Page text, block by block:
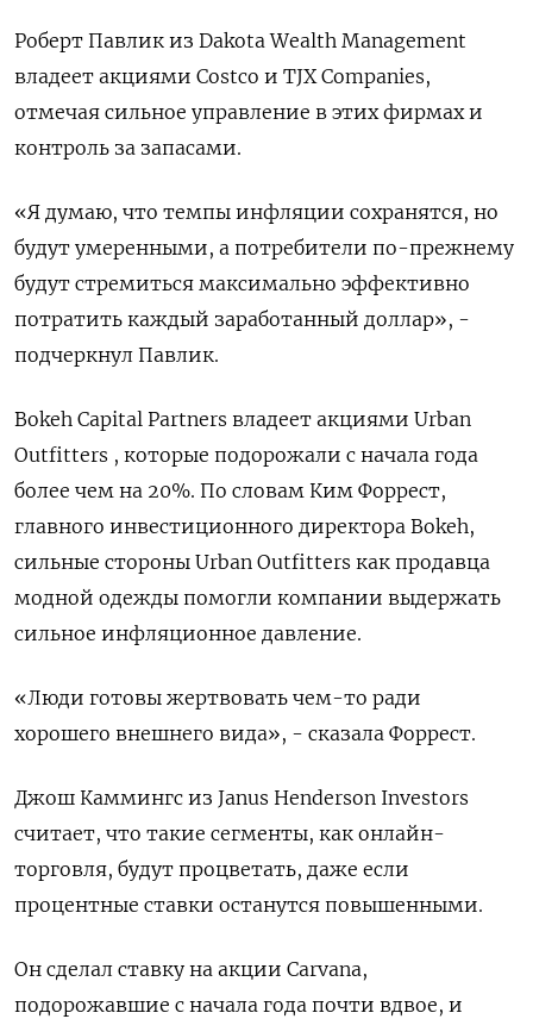
Роберт Павлик из Dakota Wealth Management
владеет акциями Costco и TJX Companies,
отмечая сильное управление в этих фирмах и
контроль за запасами.
«Я думаю, что темпы инфляции сохранятся, но
будут умеренными, а потребители по-прежнему
будут стремиться максимально эффективно
потратить каждый заработанный доллар», -
подчеркнул Павлик.
Bokeh Capital Partners владеет акциями Urban
Outfitters , которые подорожали с начала года
более чем на 20%. По словам Ким Форрест,
главного инвестиционного директора Bokeh,
сильные стороны Urban Outfitters как продавца
модной одежды помогли компании выдержать
сильное инфляционное давление.
«Люди готовы жертвовать чем-то ради
хорошего внешнего вида», - сказала Форрест.
Джош Каммингс из Janus Henderson Investors
считает, что такие сегменты, как онлайн-
торговля, будут процветать, даже если
процентные ставки останутся повышенными.
Он сделал ставку на акции Carvana,
подорожавшие с начала года почти вдвое, и